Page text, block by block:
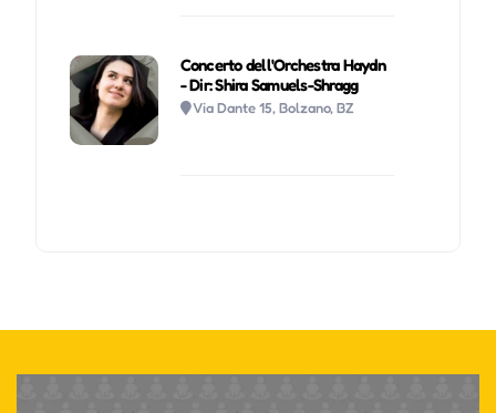
Concerto dell'Orchestra Haydn
- Dir: Shira Samuels-Shragg
Via Dante 15, Bolzano, BZ